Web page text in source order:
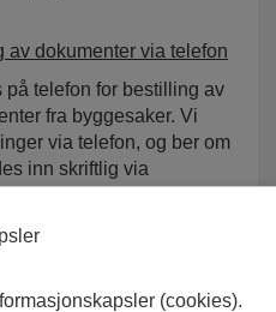
dokumenter via telefon
på telefon for bestilling av
fra byggesaker. Vi
via telefon, og ber om
inn skriftlig via
(cookies).